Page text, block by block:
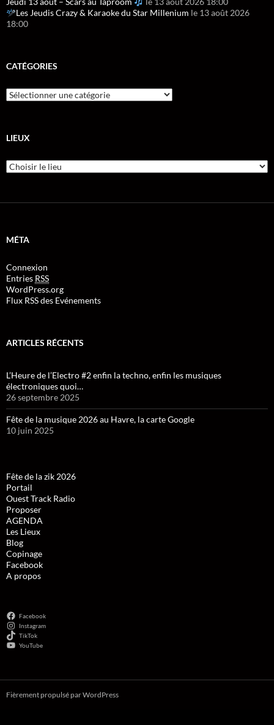
Les Jeudis Crazy & Karaoke du Star Millenium le 13 août 2026
18:00
CATÉGORIES
LIEUX
MÉTA
Connexion
Entries RSS
WordPress.org
Flux RSS des Evénements
ARTICLES RÉCENTS
L’Heure de l’Electro #2 enfin la techno, enfin les musiques
électroniques quoi…
26 septembre 2025
Fête de la musique 2026 au Havre, la carte Google
10 juin 2025
Fête de la zik 2026
Portail
Ouest Track Radio
Proposer
AGENDA
Les Lieux
Blog
Copinage
Facebook
A propos
Facebook
Instagram
TikTok
YouTube
Fièrement propulsé par WordPress